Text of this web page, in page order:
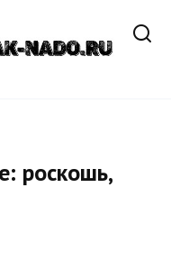
роскошь,